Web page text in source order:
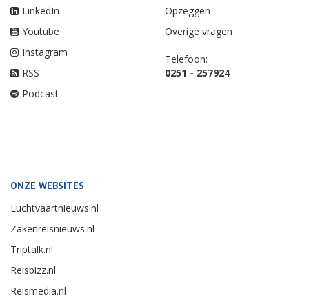
LinkedIn
Youtube
Instagram
RSS
Podcast
Opzeggen
Overige vragen
Telefoon:
0251 - 257924
ONZE WEBSITES
Luchtvaartnieuws.nl
Zakenreisnieuws.nl
Triptalk.nl
Reisbizz.nl
Reismedia.nl